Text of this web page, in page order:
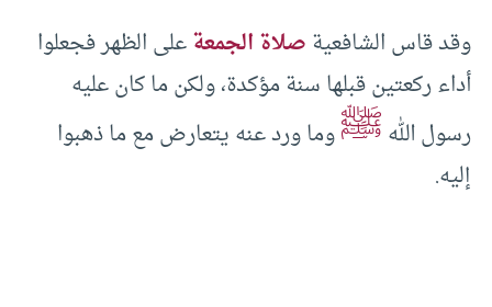
وقد قاس الشافعيةصلاة الجمعةعلى الظهر فجعلوا
أداء ركعتين قبلها سنة مؤكدة، ولكن ما كان عليه
رسول اللهﷺوما ورد عنه يتعارض مع ما ذهبوا
إليه.